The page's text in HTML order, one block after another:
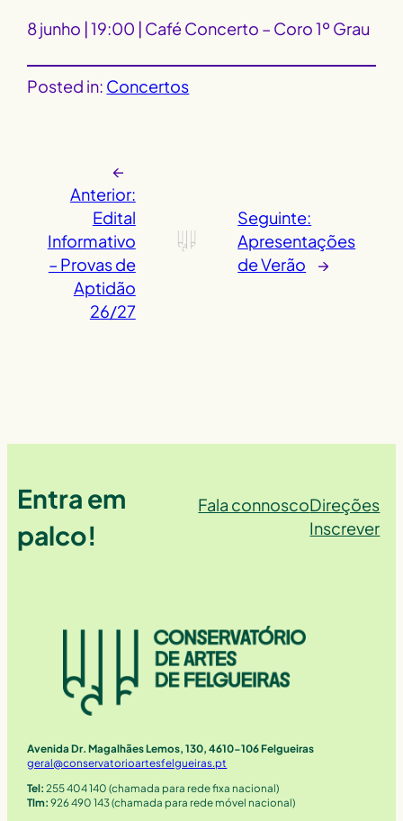
8 junho | 19:00 | Café Concerto – Coro 1º Grau
Posted in: Concertos
←
Anterior:
Edital
Informativo
– Provas de
Aptidão
26/27
Seguinte:
Apresentações
de Verão
→
Entra em
palco!
Fala connoscoDireções
Inscrever
Avenida Dr. Magalhães Lemos, 130, 4610-106 Felgueiras
geral@conservatorioartesfelgueiras.pt
Tel: 255 404 140 (chamada para rede fixa nacional)
Tlm: 926 490 143 (chamada para rede móvel nacional)